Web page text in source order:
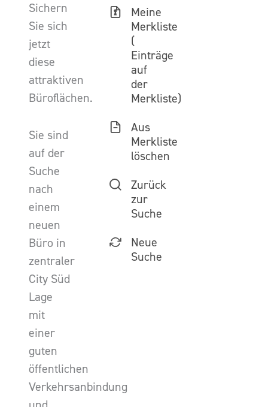
Sichern
Sie sich
jetzt
diese
attraktiven
Büroflächen.
Sie sind
auf der
Suche
nach
einem
neuen
Büro in
zentraler
City Süd
Lage
mit
einer
guten
öffentlichen
Verkehrsanbindung
Meine
Merkliste
(
Einträge
auf
der
Merkliste)
Aus
Merkliste
löschen
Zurück
zur
Suche
Neue
Suche